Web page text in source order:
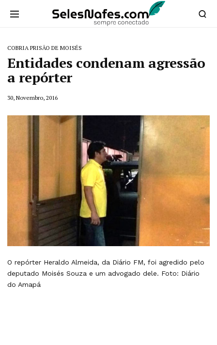
COBRIA PRISÃO DE MOISÉS
Entidades condenam agressão
a repórter
30, Novembro, 2016
O repórter Heraldo Almeida, da Diário FM, foi agredido pelo
deputado Moisés Souza e um advogado dele. Foto: Diário
do Amapá